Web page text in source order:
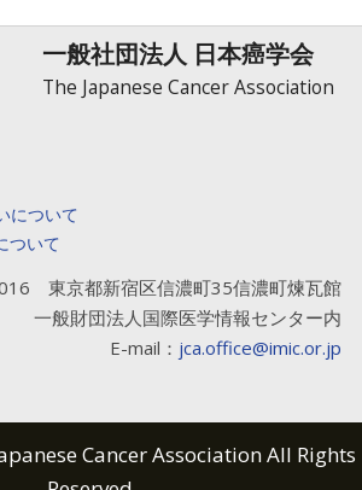
一般社団法人 日本癌学会
The Japanese Cancer Association
について
ついて
東京都新宿区信濃町35信濃町煉瓦館
一般財団法人国際医学情報センター内
E-mail： jca.office@imic.or.jp
Cancer Association All Rights